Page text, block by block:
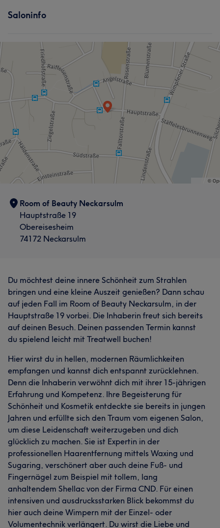
Was unsere Kunden über Marika sagen
Was unsere Kunden über Kiriaki sagen
Professionell 59 42 Sympathisch 39
Gründlich
Saloninfo
Room of Beauty Neckarsulm
Hauptstraße 19
Obereisesheim
74172 Neckarsulm
Du möchtest deine innere Schönheit zum Strahlen
bringen und eine kleine Auszeit genießen? Dann schau
auf jeden Fall im Room of Beauty Neckarsulm, in der
Hauptstraße 19 vorbei. Die Inhaberin freut sich bereits
auf deinen Besuch. Deinen passenden Termin kannst
du spielend leicht mit Treatwell buchen!
Hier wirst du in hellen, modernen Räumlichkeiten
empfangen und kannst dich entspannt zurücklehnen.
Denn die Inhaberin verwöhnt dich mit ihrer 15-jährigen
Erfahrung und Kompetenz. Ihre Begeisterung für
Schönheit und Kosmetik entdeckte sie bereits in jungen
Jahren und erfüllte sich den Traum vom eigenen Salon,
um diese Leidenschaft weiterzugeben und dich
glücklich zu machen. Sie ist Expertin in der
professionellen Haarentfernung mittels Waxing und
Sugaring, verschönert aber auch deine Fuß- und
Fingernägel zum Beispiel mit tollem, lang
anhaltendem Shellac von der Firma CND. Für einen
intensiven und ausdrucksstarken Blick bekommst du
hier auch deine Wimpern mit der Einzel- oder
Volumentechnik verlängert. Du wirst die Liebe und